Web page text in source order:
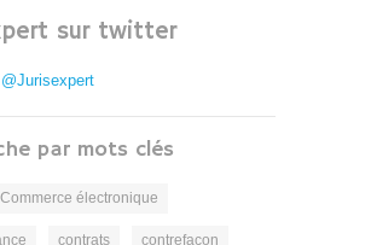
sur twitter
par mots clés
Commerce électronique
contrats contrefaçon